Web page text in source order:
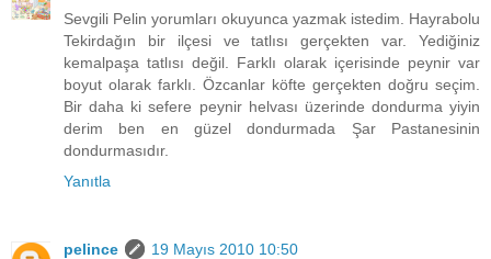
Sevgili Pelin yorumları okuyunca yazmak istedim. Hayrabolu
Tekirdağın bir ilçesi ve tatlısı gerçekten var. Yediğiniz
kemalpaşa tatlısı değil. Farklı olarak içerisinde peynir var
boyut olarak farklı. Özcanlar köfte gerçekten doğru seçim.
Bir daha ki sefere peynir helvası üzerinde dondurma yiyin
derim ben en güzel dondurmada Şar Pastanesinin
dondurmasıdır.
Yanıtla
pelince
19 Mayıs 2010 10:50